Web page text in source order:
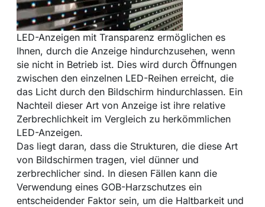
LED-Anzeigen mit Transparenz ermöglichen es
Ihnen, durch die Anzeige hindurchzusehen, wenn
sie nicht in Betrieb ist. Dies wird durch Öffnungen
zwischen den einzelnen LED-Reihen erreicht, die
das Licht durch den Bildschirm hindurchlassen. Ein
Nachteil dieser Art von Anzeige ist ihre relative
Zerbrechlichkeit im Vergleich zu herkömmlichen
LED-Anzeigen.
Das liegt daran, dass die Strukturen, die diese Art
von Bildschirmen tragen, viel dünner und
zerbrechlicher sind. In diesen Fällen kann die
Verwendung eines GOB-Harzschutzes ein
entscheidender Faktor sein, um die Haltbarkeit und